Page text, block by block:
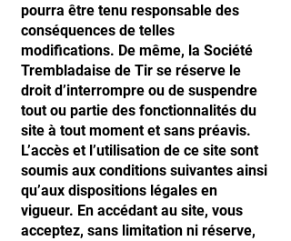
pourra être tenu responsable des
conséquences de telles
modifications. De même, la Société
Trembladaise de Tir se réserve le
droit d’interrompre ou de suspendre
tout ou partie des fonctionnalités du
site à tout moment et sans préavis.
L’accès et l’utilisation de ce site sont
soumis aux conditions suivantes ainsi
qu’aux dispositions légales en
vigueur. En accédant au site, vous
acceptez, sans limitation ni réserve,